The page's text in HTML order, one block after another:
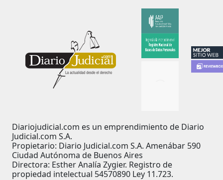
Diariojudicial.com es un emprendimiento de Diario
Judicial.com S.A.
Propietario: Diario Judicial.com S.A. Amenábar 590
Ciudad Autónoma de Buenos Aires
Directora: Esther Analía Zygier. Registro de
propiedad intelectual 54570890 Ley 11.723.